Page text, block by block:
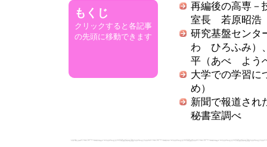
もくじ
クリックすると各記事
の先頭に移動できます
再編後の高専－
室長 若原昭浩
研究基盤センタ
わ ひろふみ）
平（あべ よう
大学での学習
め）
新聞で報道され
秘書室調べ